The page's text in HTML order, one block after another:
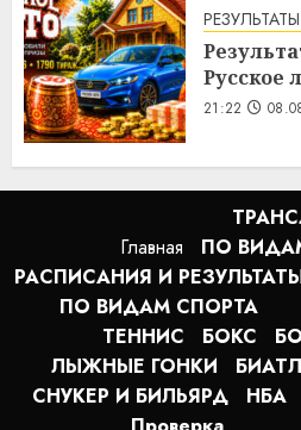
Русское
21:22
Главная
ПО
РАСПИСАНИЯ И
ПО ВИДАМ СПОРТА
ТЕННИС
БОКС
ЛЫЖНЫЕ ГОНКИ
СНУКЕР И БИЛЬЯРД
НБА